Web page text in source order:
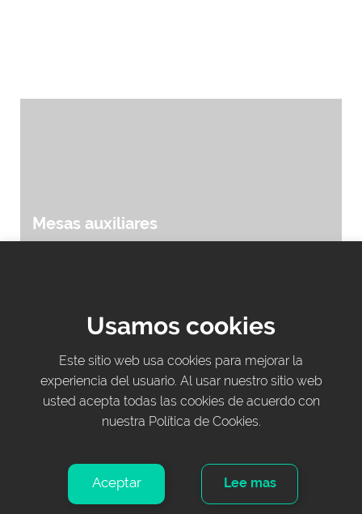
Mesas auxiliares
Camillas de Reconocimiento
Usamos cookies
Este sitio web usa cookies para mejorar la
experiencia del usuario. Al usar nuestro sitio web
usted acepta todas las cookies de acuerdo con
nuestra Política de Cookies.
Aceptar Lee mas